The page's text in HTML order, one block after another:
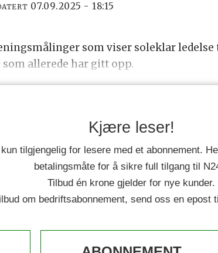
07.09.2025 - 18:15
som viser soleklar
allerede har gitt opp.
Kjære leser!
tilgjengelig for lesere med et abonnement.
betalingsmåte for å sikre full tilgang til
Tilbud én krone gjelder for nye kunder.
om bedriftsabonnement, send oss en epost